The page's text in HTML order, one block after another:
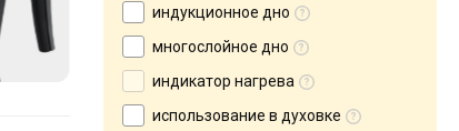
индукционное дно
многослойное дно
индикатор нагрева
использование в духовке